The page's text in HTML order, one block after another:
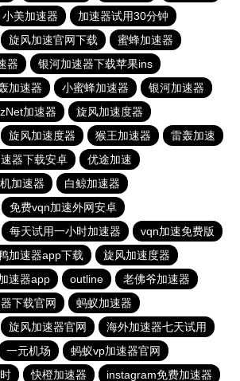
小美加速器
加速器试用30分钟
旋风加速官网下载
蜜蜂加速器
器
银河加速器下载苹果ins
加速器 小蜜蜂加速器
银河加速器
加速器
旋风加速度器
旋风加速度器 猴王加速器
雷轰加速
器下载安卓
优途加速
加速器
白鲸加速器
免费vqn加速外网安卓
每天试用一小时加速器
vqn加速免费版
加速器app下载
旋风加速度器
速器app outline
老佛爷加速器
下载官网
蚂蚁加速器
旋风加速器官网
海外加速器七天试用
一元机场
蚂蚁vp加速器官网
快橙加速器 instagram免费加速器